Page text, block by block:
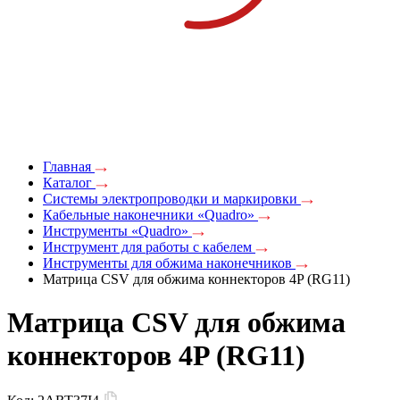
Главная
Каталог
Системы электропроводки и маркировки
Кабельные наконечники «Quadro»
Инструменты «Quadro»
Инструмент для работы с кабелем
Инструменты для обжима наконечников
Матрица CSV для обжима коннекторов 4P (RG11)
Матрица CSV для обжима
коннекторов 4P (RG11)